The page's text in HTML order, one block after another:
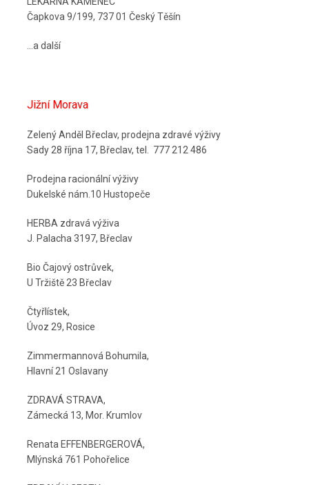
Čapkova 9/199, 737 01 Český Těšín
...a další
Jižní Morava
Zelený Anděl Břeclav, prodejna zdravé výživy
Sady 28 října 17, Břeclav, tel. 777 212 486
Prodejna racionální výživy
Dukelské nám.10 Hustopeče
HERBA zdravá výživa
J. Palacha 3197, Břeclav
Bio Čajový ostrůvek,
U Tržiště 23 Břeclav
Čtyřlístek,
Úvoz 29, Rosice
Zimmermannová Bohumila,
Hlavní 21 Oslavany
ZDRAVÁ STRAVA,
Zámecká 13, Mor. Krumlov
Renata EFFENBERGEROVÁ,
Mlýnská 761 Pohořelice